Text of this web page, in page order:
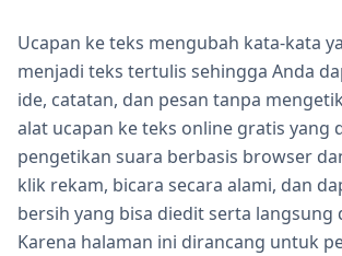
Ucapan ke teks mengubah kata-kata
menjadi teks tertulis sehingga Anda
ide, catatan, dan pesan tanpa
alat ucapan ke teks online gratis yang
pengetikan suara berbasis browser
klik rekam, bicara secara alami, dan
bersih yang bisa diedit serta langsung
Karena halaman ini dirancang untuk